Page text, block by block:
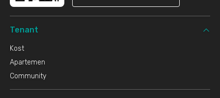
Tenant
Kost
Apartemen
Community